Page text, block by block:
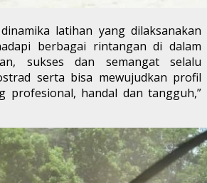
latihan yang dilaksanakan
berbagai rintangan di dalam
sukses dan semangat selalu
serta bisa mewujudkan profil
profesional, handal dan tangguh,”